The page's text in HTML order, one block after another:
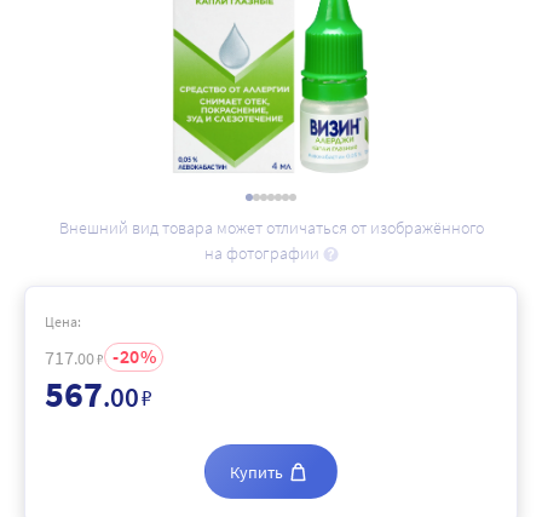
Внешний вид товара может отличаться от изображённого
на фотографии
Цена:
717.00₽ 20
567.00₽
Купить